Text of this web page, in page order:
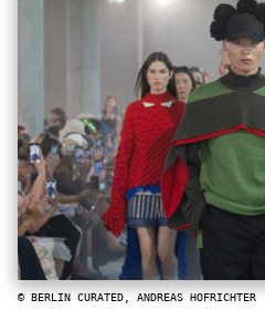
© BERLIN CURATED, ANDREAS HOFRICHTER